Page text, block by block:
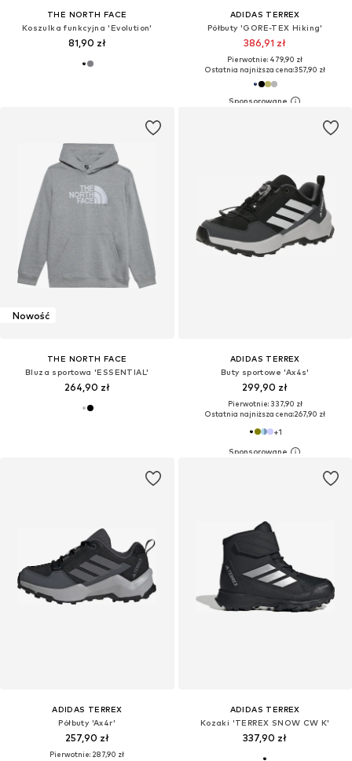
THE NORTH FACE
Koszulka funkcyjna 'Evolution'
81,90 zł
ADIDAS TERREX
Półbuty 'GORE-TEX Hiking'
386,91 zł
Pierwotnie: 479,90 zł
Ostatnia najniższa cena:357,90 zł
Nowość
THE NORTH FACE
Bluza sportowa 'ESSENTIAL'
264,90 zł
ADIDAS TERREX
Buty sportowe 'Ax4s'
299,90 zł
Pierwotnie: 337,90 zł
Ostatnia najniższa cena:267,90 zł
+1
ADIDAS TERREX
Półbuty 'Ax4r'
257,90 zł
Pierwotnie: 287,90 zł
ADIDAS TERREX
Kozaki 'TERREX SNOW CW K'
337,90 zł